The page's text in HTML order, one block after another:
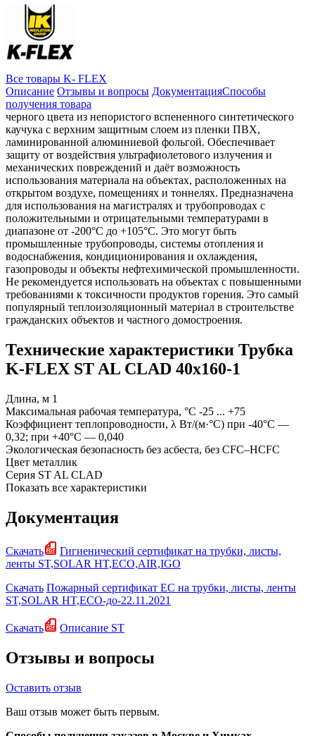
Все товары K- FLEX
Описание Отзывы и вопросы ДокументацияСпособы
получения товара
черного цвета из непористого вспененного синтетического
каучука с верхним защитным слоем из пленки ПВХ,
ламинированной алюминиевой фольгой. Обеспечивает
защиту от воздействия ультрафиолетового излучения и
механических повреждений и даёт возможность
использования материала на объектах, расположенных на
открытом воздухе, помещениях и тоннелях. Предназначена
для использования на магистралях и трубопроводах с
положительными и отрицательными температурами в
диапазоне от -200°C до +105°C. Это могут быть
промышленные трубопроводы, системы отопления и
водоснабжения, кондиционирования и охлаждения,
газопроводы и объекты нефтехимической промышленности.
Не рекомендуется использовать на объектах с повышенными
требованиями к токсичности продуктов горения. Это самый
популярный теплоизоляционный материал в строительстве
гражданских объектов и частного домостроения.
Технические характеристики Трубка
K-FLEX ST AL CLAD 40x160-1
Длина, м 1
Максимальная рабочая температура, °С -25 ... +75
Коэффициент теплопроводности, λ Вт/(м·°С) при -40°С —
0,32; при +40°С — 0,040
Экологическая безопасность без асбеста, без CFC–HCFC
Цвет металлик
Серия ST AL CLAD
Показать все характеристики
Документация
Скачать
Гигиенический сертификат на трубки, листы,
ленты ST,SOLAR HT,ECO,AIR,IGO
Скачать Пожарный сертификат EC на трубки, листы, ленты
ST,SOLAR HT,ECO-до-22.11.2021
Скачать Описание ST
Отзывы и вопросы
Оставить отзыв
Ваш отзыв может быть первым.